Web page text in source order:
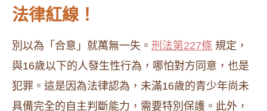
法律紅線！
別以為「合意」就萬無一失。 刑法第227條 規定，
與16歲以下的人發生性行為，哪怕對方同意，也是
犯罪。這是因為法律認為，未滿16歲的青少年尚未
具備完全的自主判斷能力，需要特別保護。此外，